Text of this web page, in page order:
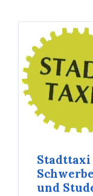
Stadttaxi
und